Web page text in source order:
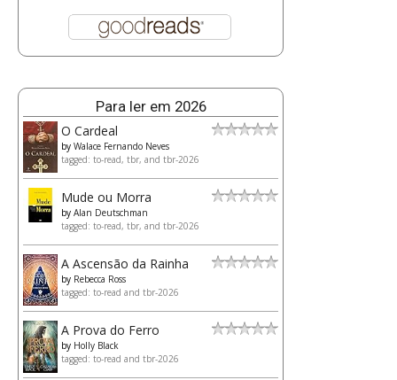
Para ler em 2026
O Cardeal
by Walace Fernando Neves
tagged: to-read, tbr, and tbr-2026
Mude ou Morra
by Alan Deutschman
tagged: to-read, tbr, and tbr-2026
A Ascensão da Rainha
by Rebecca Ross
tagged: to-read and tbr-2026
A Prova do Ferro
by Holly Black
tagged: to-read and tbr-2026